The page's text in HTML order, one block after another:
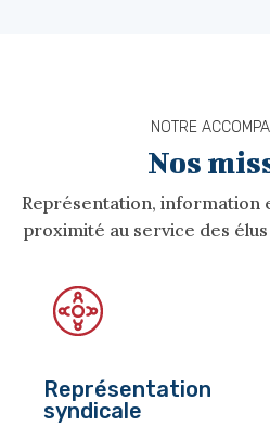
NOTRE
Nos
Représentation, information
proximité au service des
Représentation
syndicale